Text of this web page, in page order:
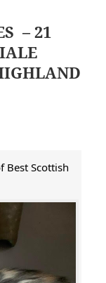
– 21
Best Scottish